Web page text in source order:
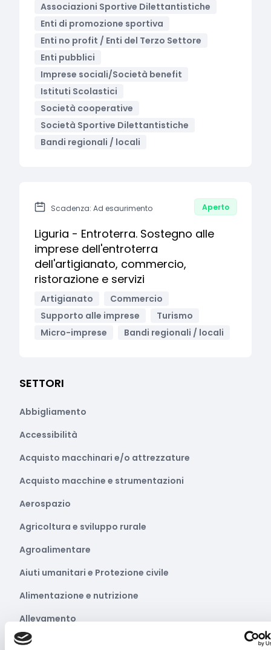
Associazioni Sportive Dilettantistiche
Enti di promozione sportiva
Enti no profit / Enti del Terzo Settore
Enti pubblici
Imprese sociali/Società benefit
Istituti Scolastici
Società cooperative
Società Sportive Dilettantistiche
Bandi regionali / locali
Scadenza: Ad esaurimento Aperto
Liguria - Entroterra. Sostegno alle
imprese dell'entroterra
dell'artigianato, commercio,
ristorazione e servizi
Artigianato
Commercio
Supporto alle imprese
Turismo
Micro-imprese
Bandi regionali / locali
SETTORI
Abbigliamento
Accessibilità
Acquisto macchinari e/o attrezzature
Acquisto macchine e strumentazioni
Aerospazio
Agricoltura e sviluppo rurale
Agroalimentare
Aiuti umanitari e Protezione civile
Alimentazione e nutrizione
Allevamento
Ambiente e Sviluppo sostenibile